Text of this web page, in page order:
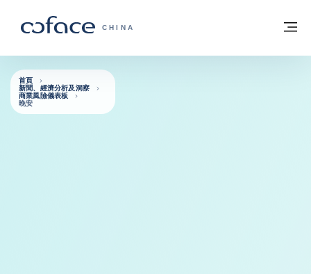
科法斯：攜手共創安全貿易 - 首頁
CHINA
返回首頁
首頁
新聞、經濟分析及洞察
商業風險儀表板
晚安